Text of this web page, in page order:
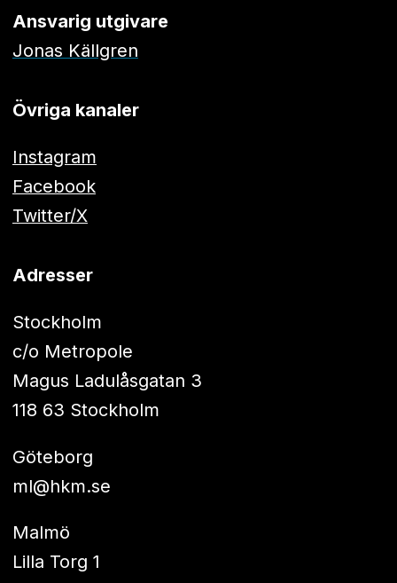
Ansvarig utgivare
Jonas Källgren
Övriga kanaler
Instagram
Facebook
Twitter/X
Adresser
Stockholm
c/o Metropole
Magus Ladulåsgatan 3
118 63 Stockholm
Göteborg
ml@hkm.se
Malmö
Lilla Torg 1